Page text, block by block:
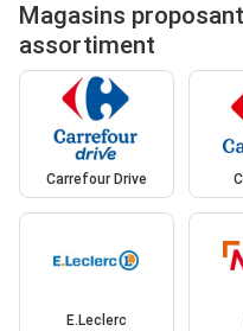
Magasins
assortiment
Carrefour Drive
E.Leclerc